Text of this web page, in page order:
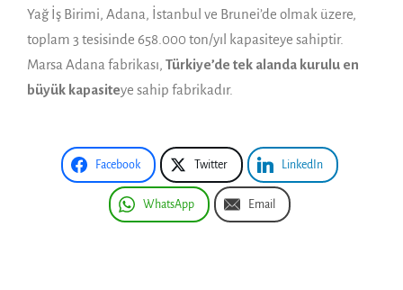
Yağ İş Birimi, Adana, İstanbul ve Brunei’de olmak üzere,
toplam 3 tesisinde 658.000 ton/yıl kapasiteye sahiptir.
Marsa Adana fabrikası, Türkiye’de tek alanda kurulu en
büyük kapasiteye sahip fabrikadır.
Facebook Twitter LinkedIn
WhatsApp Email